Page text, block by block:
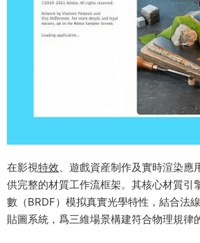
在影視特效、遊戲資産制作及實時渲染應
供完整的材質工作流框架。其核心材質引
數（BRDF）模拟真實光學特性，結合法
貼圖系統，爲三維場景構建符合物理規律